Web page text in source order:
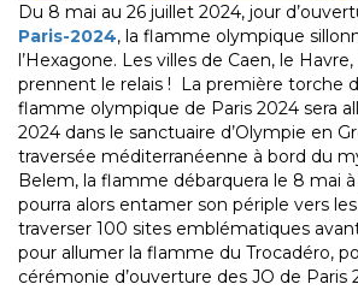
Du 8 mai au 26 juillet 2024, jour
Paris-2024, la flamme olympique
l’Hexagone. Les villes de Caen, le
prennent le relais ! La première torche
flamme olympique de Paris 2024 sera
2024 dans le sanctuaire d’Olympie en
traversée méditerranéenne à bord du
Belem, la flamme débarquera le 8 mai à
pourra alors entamer son périple vers
traverser 100 sites emblématiques
pour allumer la flamme du Trocadéro,
cérémonie d’ouverture des JO de Paris